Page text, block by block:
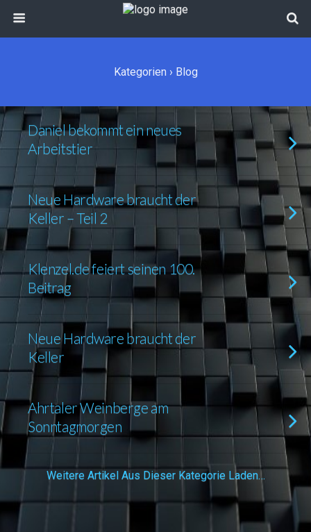
Kategorien › Blog
Daniel bekommt ein neues
Arbeitstier
Neue Hardware braucht der
Keller – Teil 2
Klenzel.de feiert seinen 100.
Beitrag
Neue Hardware braucht der
Keller
Ahrtaler Weinberge am
Sonntagmorgen
Weitere Artikel Aus Dieser Kategorie Laden…